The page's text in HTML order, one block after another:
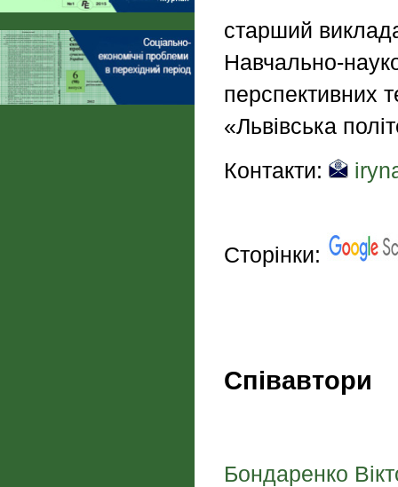
старший
Навчально-
перспективних
«Львівська
Контакти:
Сторінки:
Співавтори
Бондаренко